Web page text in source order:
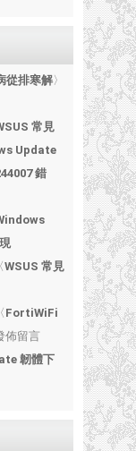
從排寒解〉
常見
Update
錯
WSUS 常見
FortiWiFi
佈留言
韌體下